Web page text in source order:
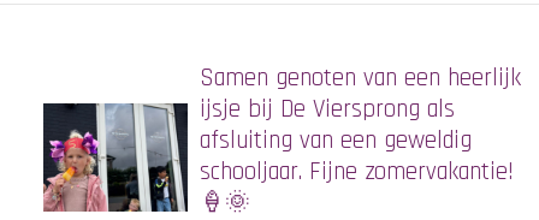
Samen genoten van een heerlijk
ijsje bij De Viersprong als
afsluiting van een geweldig
schooljaar. Fijne zomervakantie!
🍦🌞